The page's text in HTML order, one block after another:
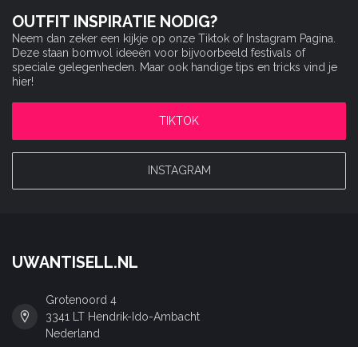
OUTFIT INSPIRATIE NODIG?
Neem dan zeker een kijkje op onze Tiktok of Instagram Pagina.
Deze staan bomvol ideeën voor bijvoorbeeld festivals of
speciale gelegenheden. Maar ook handige tips en tricks vind je
hier!
TIKTOK
INSTAGRAM
UWANTISELL.NL
Grotenoord 4
3341 LT Hendrik-Ido-Ambacht
Nederland